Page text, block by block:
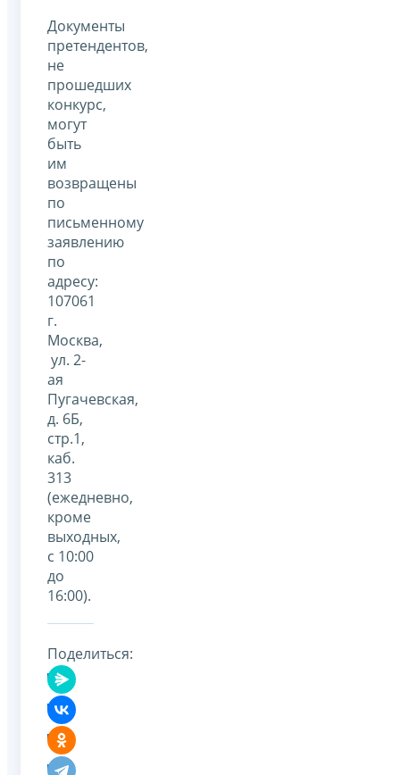
Документы
претендентов,
не
прошедших
конкурс,
могут
быть
им
возвращены
по
письменному
заявлению
по
адресу:
107061
г.
Москва,
ул. 2-
ая
Пугачевская,
д. 6Б,
стр.1,
каб.
313
(ежедневно,
кроме
выходных,
с 10:00
до
16:00).
Поделиться: